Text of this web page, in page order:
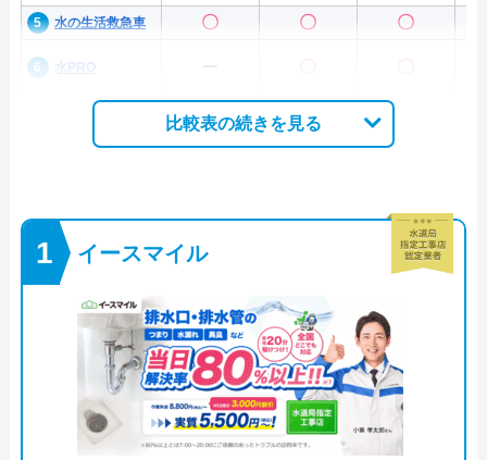
水の生活救急車 〇 〇 〇
水PRO
比較表の続きを見る
イースマイル